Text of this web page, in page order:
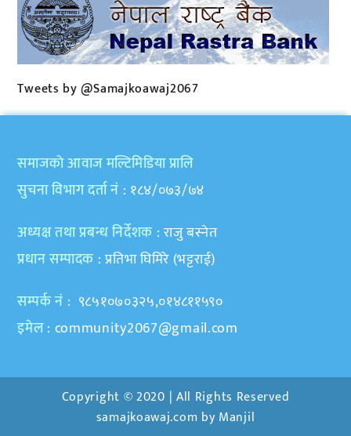
Tweets by @Samajkoawaj2067
समाजकाे आवाज मल्टिमिडिया प्रालि
सुचना विभाग दर्ता नं : १८४/०७३/७४
अध्यक्ष तथा प्रबन्ध निर्देशक : राजु बस्नेत
प्रधान सम्पादक : प्रतिभा घिमिरे (भट्टराई)
सम्पर्क नं : ९८५१०७०३२५,०१४८११५९०
इमेल: community2067@gmail.com
Copyright © 2020 | All Rights Reserved
samajkoawaj.com by Manjil